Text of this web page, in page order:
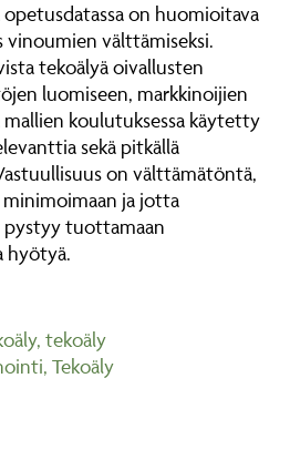
opetusdatassa on huomioitava
välttämiseksi.
tekoälyä oivallusten
luomiseen, markkinoijien
koulutuksessa käytetty
sekä pitkällä
on välttämätöntä,
ja jotta
pystyy tuottamaan
hyötyä.
, tekoäly
, Tekoäly